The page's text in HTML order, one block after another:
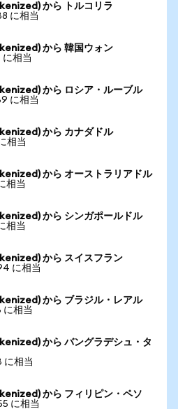
から トルコリラ
に相当
から 韓国ウォン
に相当
から ロシア・ルーブル
に相当
から カナダドル
相当
から オーストラリアドル
相当
から シンガポールドル
相当
から スイスフラン
に相当
から ブラジル・レアル
に相当
から バングラデシュ・タ
に相当
から フィリピン・ペソ
に相当